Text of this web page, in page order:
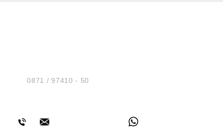
Tel.:0871 / 97410 - 50